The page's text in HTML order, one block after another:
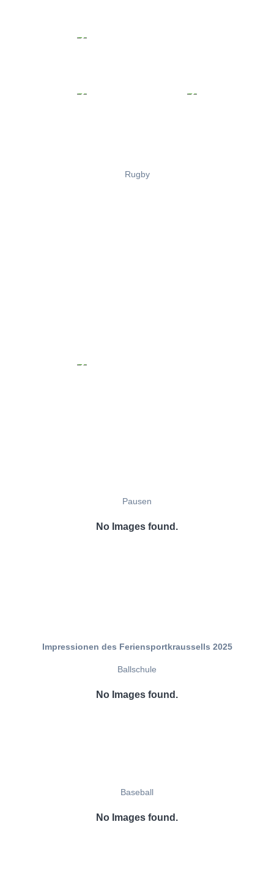
Rugby
Pausen
No Images found.
Impressionen des Feriensportkraussells 2025
Ballschule
No Images found.
Baseball
No Images found.